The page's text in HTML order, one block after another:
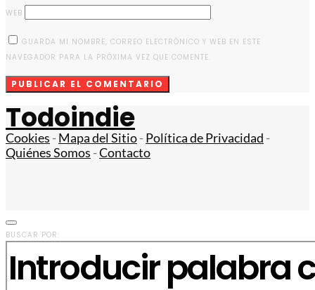
WEB
GUARDA MI NOMBRE, CORREO ELECTRÓNICO Y WEB EN ESTE
NAVEGADOR PARA LA PRÓXIMA VEZ QUE COMENTE.
Todoindie
Cookies -Mapa del Sitio-Política de Privacidad -
Quiénes Somos -Contacto
BUSCAR POR: